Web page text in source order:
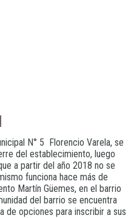
N° 5 Florencio Varela, se
del establecimiento, luego
a partir del año 2018 no se
funciona hace más de
Martín Güemes, en el barrio
del barrio se encuentra
de opciones para inscribir a sus